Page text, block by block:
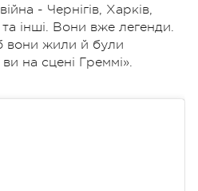
- Чернігів, Харків,
інші. Вони вже легенди.
вони жили й були
на сцені Греммі».